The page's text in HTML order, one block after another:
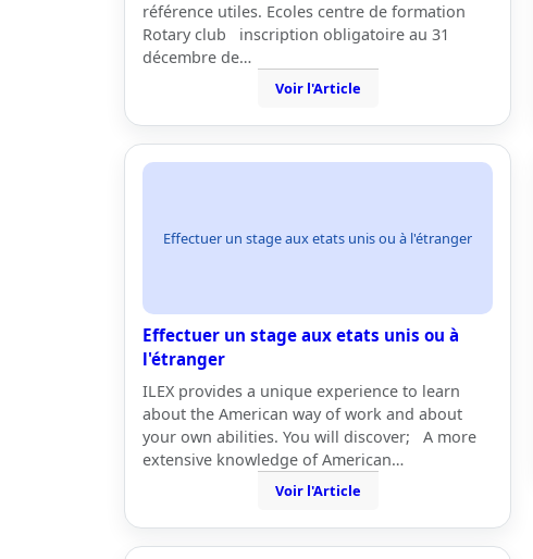
référence utiles. Ecoles centre de formation
Rotary club inscription obligatoire au 31
décembre de…
Voir l'Article
Effectuer un stage aux etats unis ou à l'étranger
Effectuer un stage aux etats unis ou à
l'étranger
ILEX provides a unique experience to learn
about the American way of work and about
your own abilities. You will discover; A more
extensive knowledge of American…
Voir l'Article